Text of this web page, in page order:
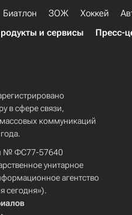
Биатлон ЗОЖ Хоккей
и сервисы Пресс-
в сфере связи,
коммуникаций
№ ФС77-57640
унитарное
агентство
сегодня»).